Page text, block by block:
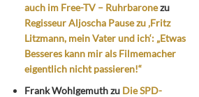
auch im Free-TV – Ruhrbaronezu
Regisseur Aljoscha Pause zu ‚Fritz
Litzmann, mein Vater und ich‘: „Etwas
Besseres kann mir als Filmemacher
eigentlich nicht passieren!“
Frank Wohlgemuthzu Die SPD-